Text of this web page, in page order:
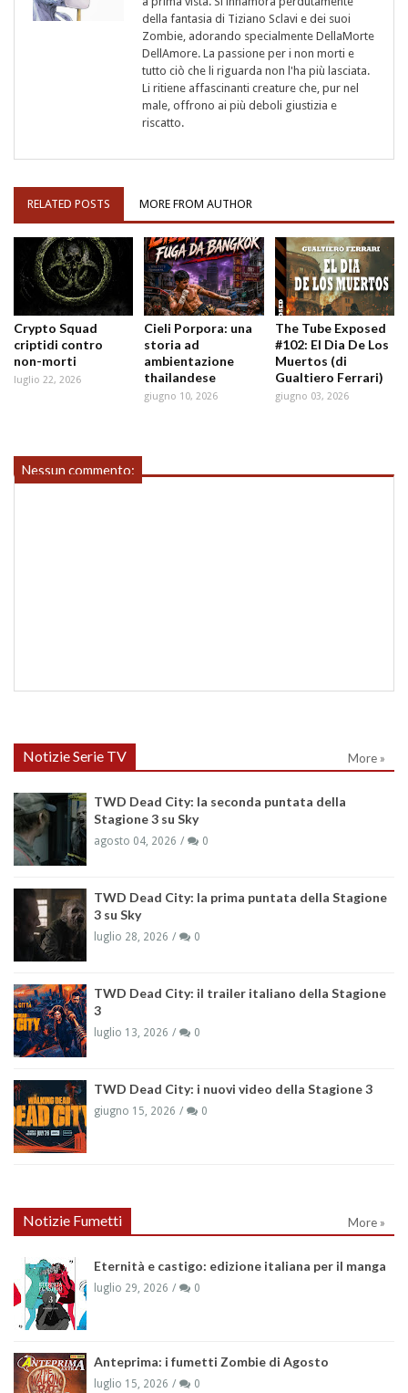
della fantasia di Tiziano Sclavi e dei suoi
Zombie, adorando specialmente DellaMorte
DellAmore. La passione per i non morti e
tutto ciò che li riguarda non l'ha più lasciata.
Li ritiene affascinanti creature che, pur nel
male, offrono ai più deboli giustizia e
riscatto.
RELATED POSTS MORE FROM AUTHOR
Crypto Squad
criptidi contro
non-morti
luglio 22, 2026
Cieli Porpora: una
storia ad
ambientazione
thailandese
giugno 10, 2026
The Tube Exposed
#102: El Dia De Los
Muertos (di
Gualtiero Ferrari)
giugno 03, 2026
Nessun commento:
Notizie Serie TV More »
TWD Dead City: la seconda puntata della
Stagione 3 su Sky
agosto 04, 2026 0
TWD Dead City: la prima puntata della Stagione
3 su Sky
luglio 28, 2026 0
TWD Dead City: il trailer italiano della Stagione
3
luglio 13, 2026 0
TWD Dead City: i nuovi video della Stagione 3
giugno 15, 2026 0
Notizie Fumetti More »
Eternità e castigo: edizione italiana per il manga
luglio 29, 2026 0
Anteprima: i fumetti Zombie di Agosto
luglio 15, 2026 0